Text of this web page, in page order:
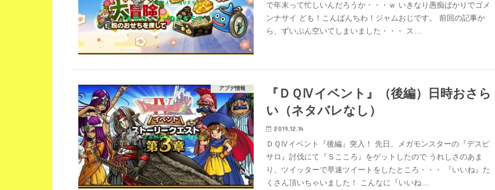
で年末って忙しいんだろうか・・・ｗ いきなり愚痴ばかりでゴメ
ンナサイ ども！こんばんちわ！ジャムおじです。 前回の記事か
ら、ずいぶん空いてしまいました・・・ ス…
アプデ情報
『ＤＱⅣイベント』（後編）日時おさら
い（ネタバレなし）
2019.12.14
ＤＱⅣイベント『後編』突入！ 先日、メガモンスターの『デスピ
サロ』討伐にて『Ｓこころ』をゲットしたので うれしさのあま
り、ツイッターで早速ツイートをしたところ・・・ 『いいね』た
くさん頂いちゃいました！ こんなに『いいね…